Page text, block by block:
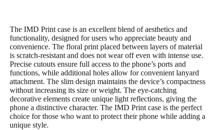
The IMD Print case is an excellent blend of aesthetics and
functionality, designed for users who appreciate beauty and
convenience. The floral print placed between layers of material
is scratch-resistant and does not wear off even with intense use.
Precise cutouts ensure full access to the phone’s ports and
functions, while additional holes allow for convenient lanyard
attachment. The slim design maintains the device’s compactness
without increasing its size or weight. The eye-catching
decorative elements create unique light reflections, giving the
phone a distinctive character. The IMD Print case is the perfect
choice for those who want to protect their phone while adding a
unique style.